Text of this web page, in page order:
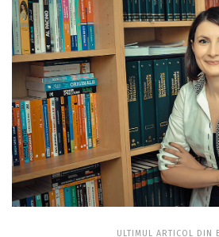
ULTIMUL ARTICOL DIN